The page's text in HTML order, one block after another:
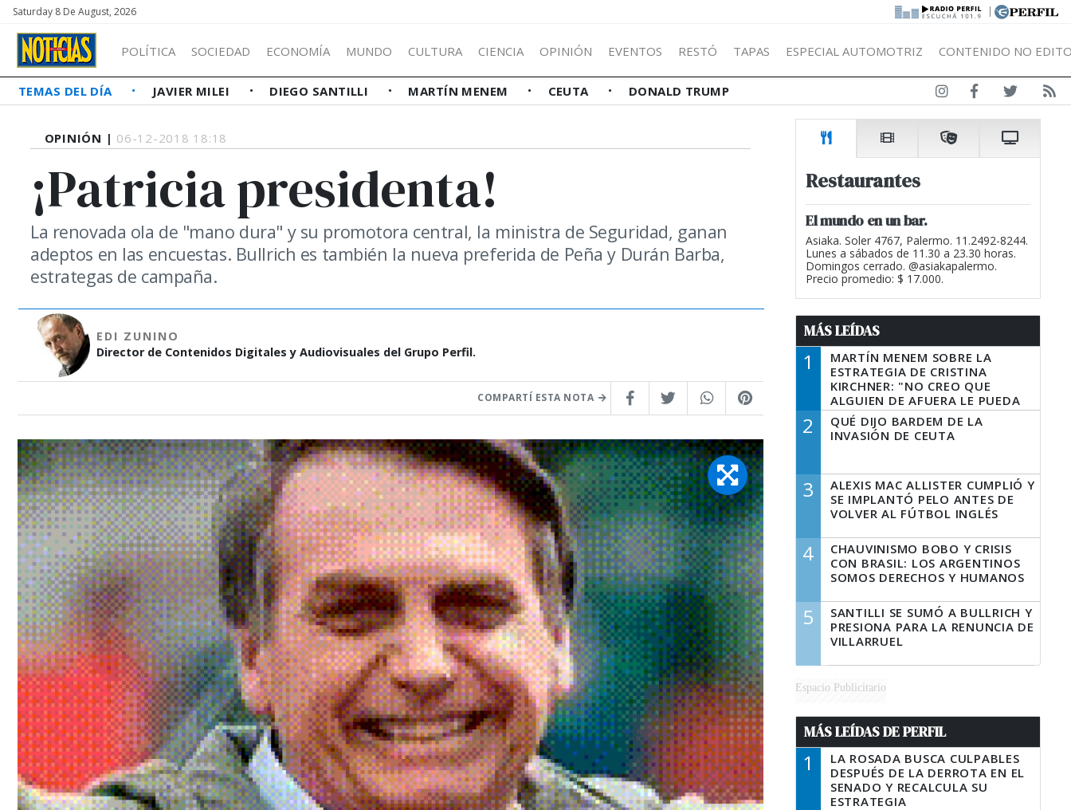
Saturday 8 De August, 2026 |
POLÍTICA SOCIEDAD ECONOMÍA MUNDO CULTURA CIENCIA OPINIÓN EVENTOS RESTÓ TAPAS ESPECIAL AUTOMOTRIZ CONTENIDO NO
TEMAS DEL DÍA JAVIER MILEI DIEGO SANTILLI MARTÍN MENEM CEUTA DONALD TRUMP
OPINIÓN | 06-12-2018 18:18
¡Patricia presidenta!
La renovada ola de "mano dura" y su promotora central, la ministra de Seguridad, ganan
adeptos en las encuestas. Bullrich es también la nueva preferida de Peña y Durán Barba,
estrategas de campaña.
EDI ZUNINO
Director de Contenidos Digitales y Audiovisuales del Grupo Perfil.
COMPARTÍ ESTA NOTA
Restaurantes
El mundo en un bar.
Asiaka. Soler 4767, Palermo. 11.2492-8244.
Lunes a sábados de 11.30 a 23.30 horas.
Domingos cerrado. @asiakapalermo.
Precio promedio: $ 17.000.
MÁS LEÍDAS
1
MARTÍN MENEM SOBRE LA
ESTRATEGIA DE CRISTINA
KIRCHNER: "NO CREO QUE
ALGUIEN DE AFUERA LE PUEDA
DECIR A LA JUSTICIA LO QUE
TIENE QUE HACER"
2
QUÉ DIJO BARDEM DE LA
INVASIÓN DE CEUTA
3
ALEXIS MAC ALLISTER CUMPLIÓ Y
SE IMPLANTÓ PELO ANTES DE
VOLVER AL FÚTBOL INGLÉS
4
CHAUVINISMO BOBO Y CRISIS
CON BRASIL: LOS ARGENTINOS
SOMOS DERECHOS Y HUMANOS
5
SANTILLI SE SUMÓ A BULLRICH Y
PRESIONA PARA LA RENUNCIA DE
VILLARRUEL
Espacio Publicitario
MÁS LEÍDAS DE PERFIL
1
LA ROSADA BUSCA CULPABLES
DESPUÉS DE LA DERROTA EN EL
SENADO Y RECALCULA SU
ESTRATEGIA